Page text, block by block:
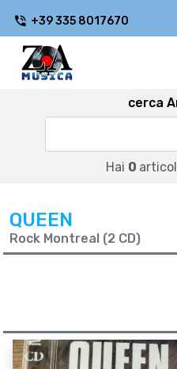
+39 335 8017670
cerca
Hai 0
QUEEN
Rock Montreal (2 CD)